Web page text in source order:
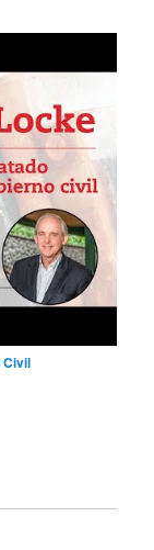
Civil